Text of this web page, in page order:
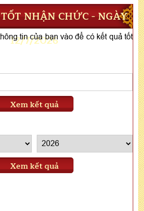
NHẬN CHỨC - NGÀY
12/7/2026
tin của bạn vào để có kết quả tốt
Xem kết quả
Xem kết quả